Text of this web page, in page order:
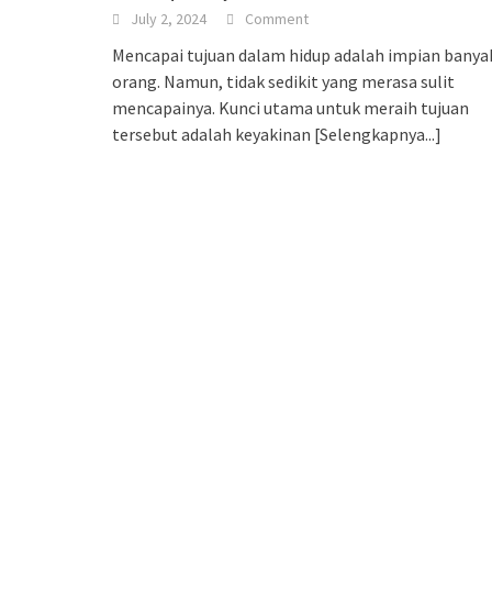
July 2, 2024 Comment
Mencapai tujuan dalam hidup adalah impian
orang. Namun, tidak sedikit yang merasa sulit
mencapainya. Kunci utama untuk meraih tujuan
tersebut adalah keyakinan [Selengkapnya...]